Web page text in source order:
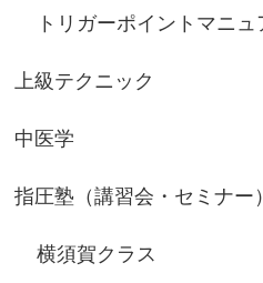
トリガーポイントマニュ
上級テクニック
中医学
指圧塾（講習会・セミナー）
横須賀クラス